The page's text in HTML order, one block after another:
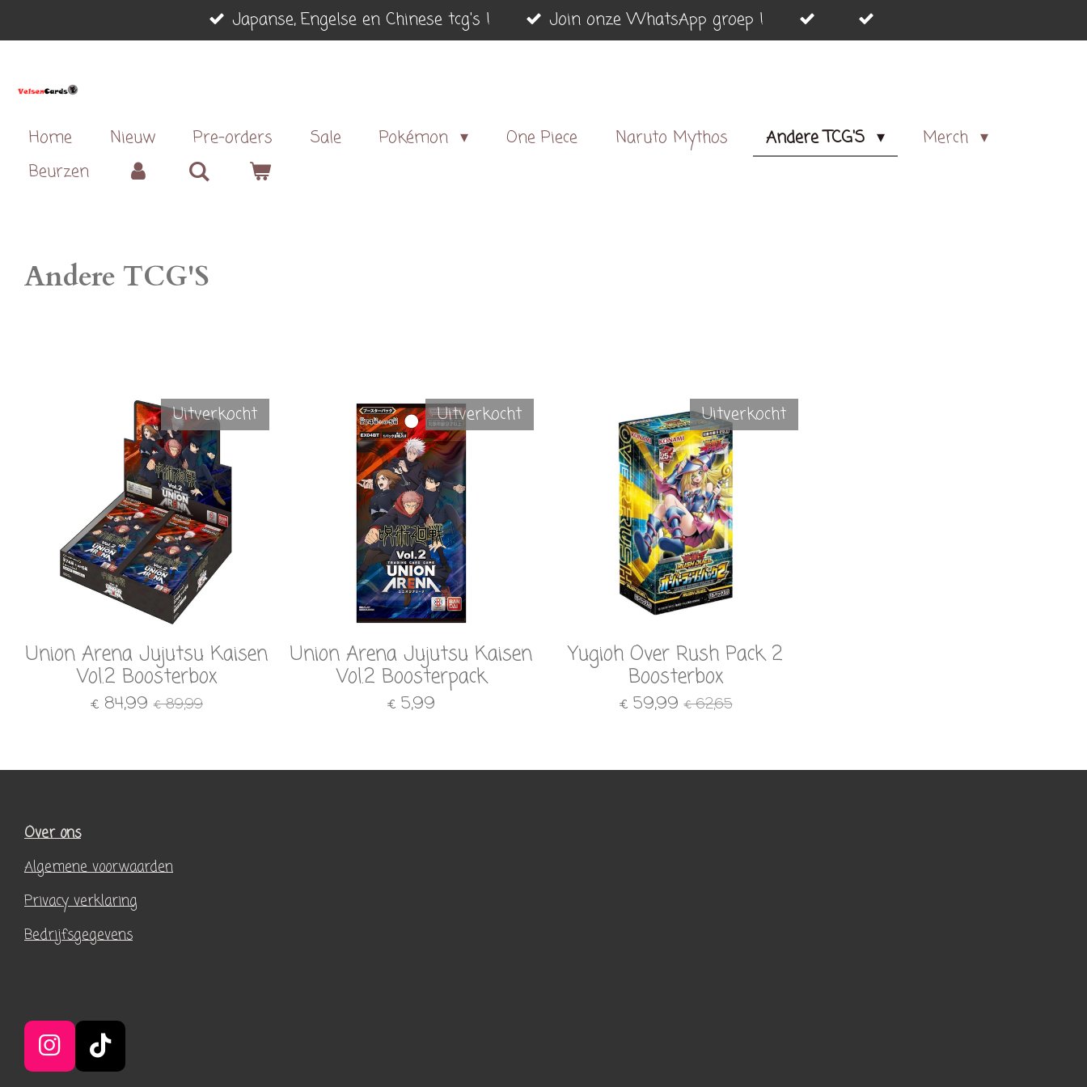
direct
de
Japanse, Engelse en Chinese tcg's ! Join onze WhatsApp groep !
Home Nieuw Pre-orders Sale Pokémon One Piece Naruto Mythos Andere TCG'S
Merch
Beurzen
Andere TCG'S
Uitverkocht
Union Arena Jujutsu Kaisen
Vol.2 Boosterbox
€ 84,99 € 89,99
Uitverkocht
Union Arena Jujutsu Kaisen
Vol.2 Boosterpack
€ 5,99
Uitverkocht
Yugioh Over Rush Pack 2
Boosterbox
€ 59,99 € 62,65
Over ons
Algemene voorwaarden
Privacy verklaring
Bedrijfsgegevens
I T